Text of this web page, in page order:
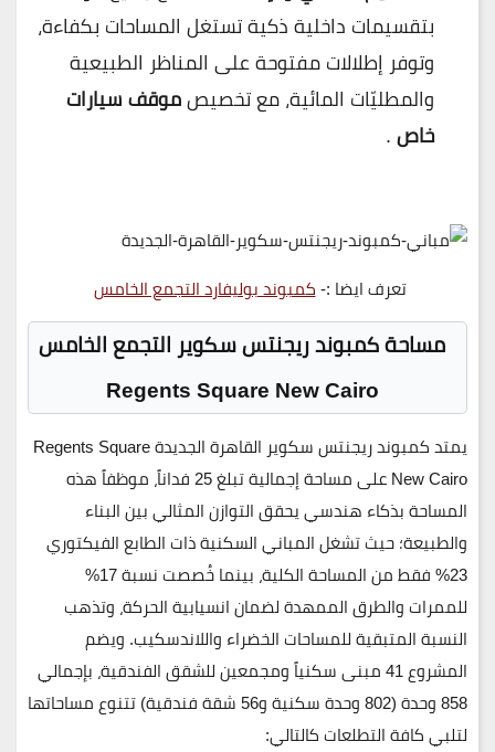
بتقسيمات داخلية ذكية تستغل المساحات بكفاءة،
وتوفر إطلالات مفتوحة على المناظر الطبيعية
والمطليّات المائية، مع تخصيصموقف سيارات
خاص.
تعرف ايضا :-كمبوند بوليفارد التجمع الخامس
مساحة كمبوند ريجنتس سكوير التجمع الخامس
Regents Square New Cairo
يمتد
كمبوند ريجنتس سكوير القاهرة الجديدة Regents Square
New Cairoعلى مساحة إجمالية تبلغ25 فداناً
، موظفاً هذه
المساحة بذكاء هندسي يحقق التوازن المثالي بين البناء
والطبيعة؛ حيث تشغل المباني السكنية ذات الطابع الفيكتوري
23%
فقط من المساحة الكلية، بينما خُصصت نسبة17%
للممرات والطرق الممهدة لضمان انسيابية الحركة، وتذهب
النسبة المتبقية للمساحات الخضراء واللاندسكيب. ويضم
المشروع41 مبنى سكنياً ومجمعين للشقق الفندقية
، بإجمالي
858 وحدة
(802 وحدة سكنية و56 شقة فندقية) تتنوع مساحاتها
لتلبي كافة التطلعات كالتالي: